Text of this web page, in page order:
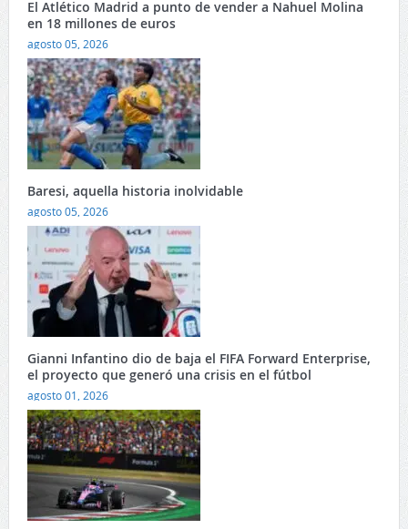
El Atlético Madrid a punto de vender a Nahuel Molina
en 18 millones de euros
agosto 05, 2026
Baresi, aquella historia inolvidable
agosto 05, 2026
Gianni Infantino dio de baja el FIFA Forward Enterprise,
el proyecto que generó una crisis en el fútbol
agosto 01, 2026